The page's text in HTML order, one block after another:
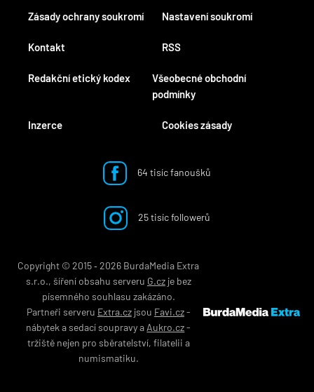
Kontakt
Redakční etický kodex
Inzerce
RSS
Všeobecné obchodní
podmínky
Cookies zásady
Zásady ochrany soukromí Nastavení soukromí
64 tisíc fanoušků
25 tisíc followerů
Copyright © 2015 ‐ 2026 BurdaMedia Extra
s.r.o., šíření obsahu serveru G.czje bez
písemného souhlasu zakázáno.
Partneři serveru Extra.czjsou Favi.cz-
nábytek a sedací soupravya Aukro.cz-
tržiště nejen pro sběratelství, filatelii a
numismatiku.